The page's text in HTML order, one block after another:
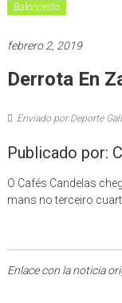
Baloncesto
febrero 2, 2019
Derrota En
Enviado por:Deporte
Publicado por:
O Cafés Candelas
mans no terceiro
Enlace con la noticia